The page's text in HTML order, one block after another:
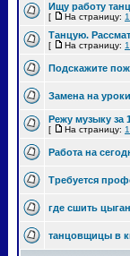
Ищу работу
[ На страницу: 1
Танцую.
[ На страницу: 1
Подскажите
Замена на
Режу музыку за
[ На страницу: 1
Работа на
Требуется
где сшить
танцовщицы в